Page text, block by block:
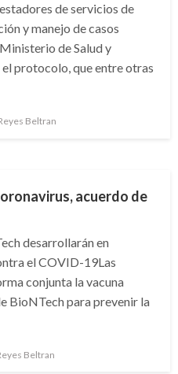
de servicios de
y manejo de casos
de Salud y
protocolo, que entre otras
Beltran
acuerdo de
desarrollarán en
el COVID-19Las
conjunta la vacuna
BioNTech para prevenir la
Beltran